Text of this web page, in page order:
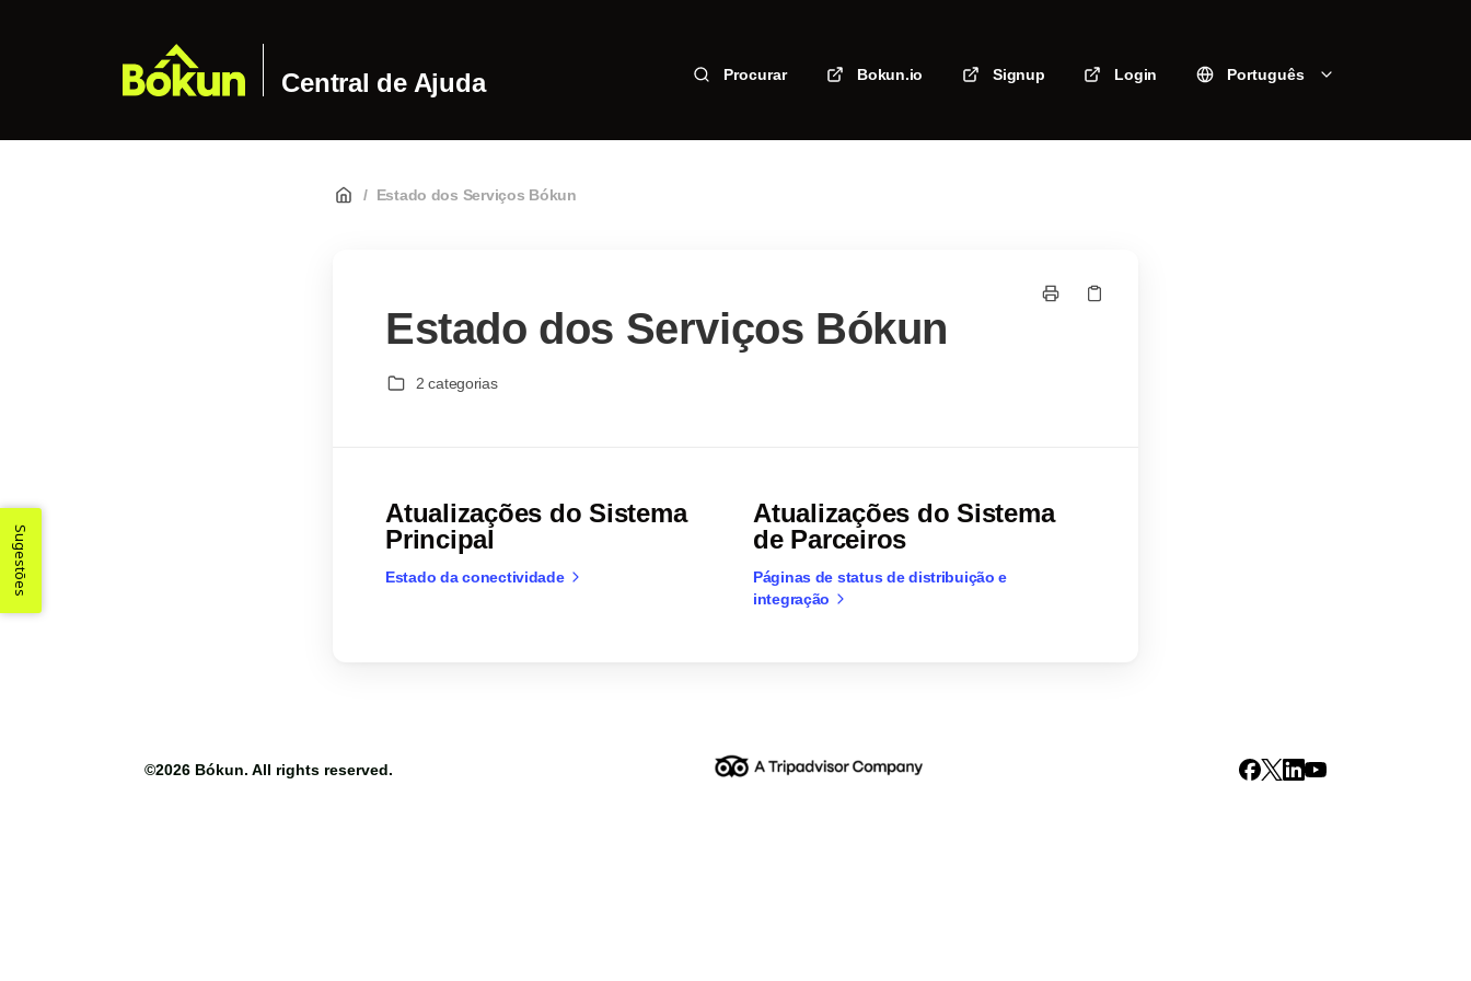
Central de Ajuda Procurar Bokun.io Signup Login Português
/ Estado dos Serviços Bókun
Estado dos Serviços Bókun
2 categorias
Atualizações do Sistema
Principal
Estado da conectividade
Atualizações do Sistema
de Parceiros
Páginas de status de distribuição e
integração
©2026 Bókun. All rights reserved.
Sugestões